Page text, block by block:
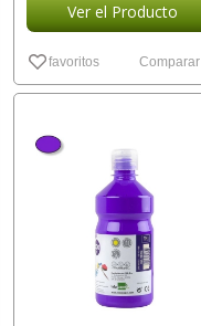
Ver el Producto
favoritos Comparar